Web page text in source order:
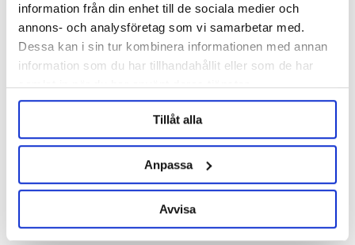
information från din enhet till de sociala medier och
annons- och analysföretag som vi samarbetar med.
Dessa kan i sin tur kombinera informationen med annan
information som du har tillhandahållit eller som de har
samlat in när du har använt deras tjänster.
Tillåt alla
Anpassa
Avvisa
MaltMagnus